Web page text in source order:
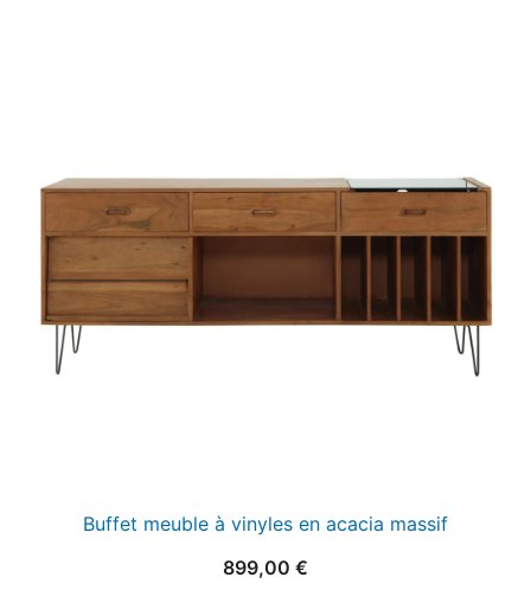
Buffet meuble à vinyles en acacia massif
899,00 €